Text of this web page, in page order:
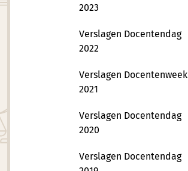
2023
Verslagen Docentendag
2022
Verslagen Docentenweek
2021
Verslagen Docentendag
2020
Verslagen Docentendag